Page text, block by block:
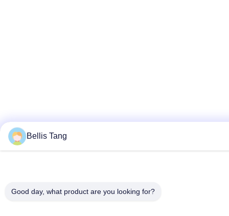
Bellis Tang
Good day, what product are you looking for?